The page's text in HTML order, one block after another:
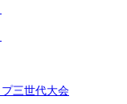
三世代大会